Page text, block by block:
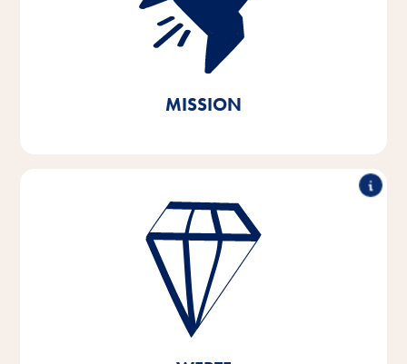
MISSION
und vertreiben wir innovative, qualitativ hochwertige
und bedarfsgerechte Produkte. Durch nachhaltiges
Handeln leisten wir unseren Beitrag zur Erhaltung der
lebenswichtigen natürlichen Ressourcen.
Herausragende Leistung, partnerschaftliches
Arbeiten, Innovationsstärke & verantwortungsvolles
Handeln – das sind die Säulen, auf denen die
Wertvorstellungen unseres Unternehmens basieren.
Diese Kernwerte sind Grundlage und Orientierung
für unser Denken und Handeln, und sie helfen uns